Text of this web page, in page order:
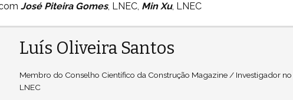
José Piteira Gomes, LNEC, Min Xu, LNEC
Luís Oliveira Santos
Membro do Conselho Científico da Construção Magazine / Investigador no
LNEC